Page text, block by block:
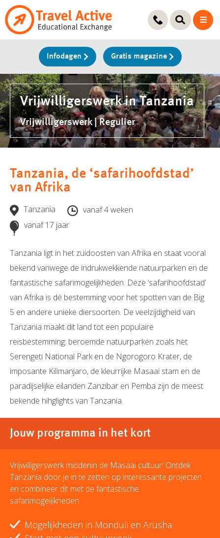
Ga
naar
Infodagen Gratis magazine
Vrijwilligerswerk in Tanzania
Vrijwilligerswerk | Regulier
Tanzania, de ‘safarihoofdstad’
van Afrika
Tanzania
vanaf 4 weken
vanaf 17 jaar
Tanzania ligt in het zuidoosten van Afrika en staat vooral
bekend vanwege de indrukwekkende natuurparken en de
fantastische safarimogelijkheden. Deze ‘safarihoofdstad’
van Afrika is dé bestemming voor het spotten van de Big
5 en andere unieke diersoorten. De veelzijdigheid van
Tanzania maakt dit land tot een populaire
reisbestemming: beroemde natuurparken zoals het
Serengeti National Park en de Ngorogoro Krater, de
imposante Kilimanjaro, de kleurrijke Masaai stam en de
paradijselijke eilanden Zanzibar en Pemba zijn de meest
bekende hihglights van Tanzania.
Jouw programma in het kort
Vrijwilligerswerk middenin de Masaai cultuur! Ontdek
Tanzania door je in te zetten op interessante projecten
en combineer dit met de fantastische
safarimogelijkheden.
Mogelijkheden in Monduli en Arusha